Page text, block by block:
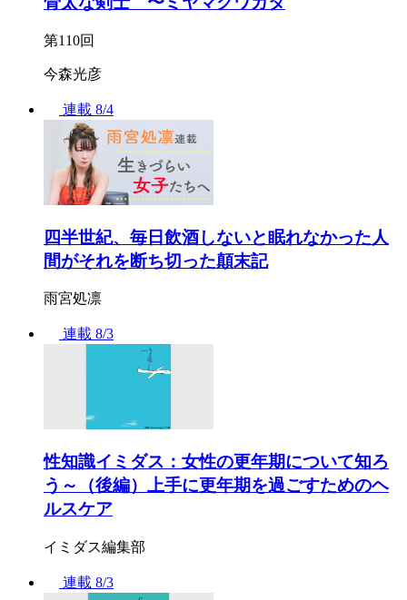
第110回
今森光彦
連載 8/4
四半世紀、毎日飲酒しないと眠れなかった人
間がそれを断ち切った顛末記
雨宮処凛
連載 8/3
性知識イミダス：女性の更年期について知ろ
う～（後編）上手に更年期を過ごすためのヘ
ルスケア
イミダス編集部
連載 8/3